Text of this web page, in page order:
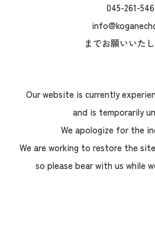
045-261-
までお願いいたし
Our website is currently
and is temporarily
We apologize for the
We are working to restore the
so please bear with us while